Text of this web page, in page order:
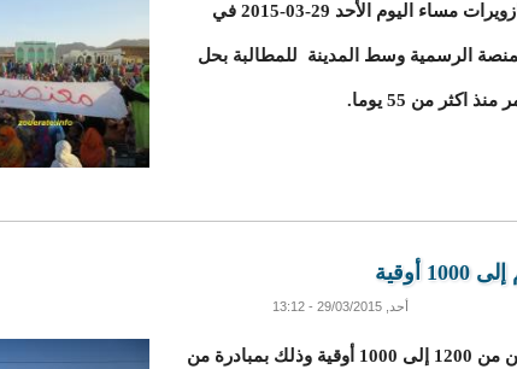
دخل عشرات النسوة من جديد في ازويرات مساء اليوم الأحد 29-03-2015 في
الرسمية وسط المدينة للمطالبة بحل
من 55 يوما.
أحد, 29/03/2015 - 13:12
تم خفض سعر اللحم في بئر ام اكرين من 1200 إلى 1000 أوقية وذلك بمبادرة من